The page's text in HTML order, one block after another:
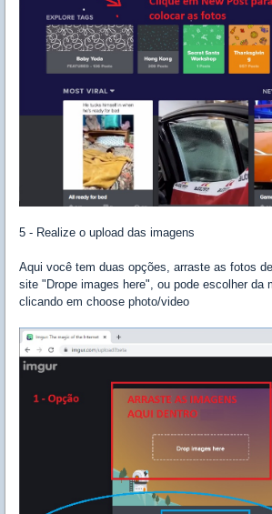
5 - Realize o upload das imagens
Aqui você tem duas opções, arraste as fotos
site "Drope images here", ou pode escolher da
clicando em choose photo/video